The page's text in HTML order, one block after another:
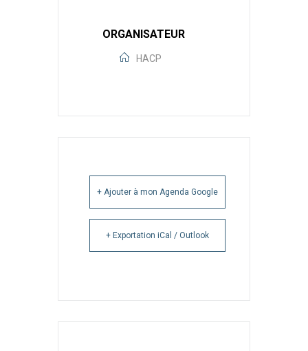
ORGANISATEUR
HACP
+ Ajouter à mon Agenda Google
+ Exportation iCal / Outlook